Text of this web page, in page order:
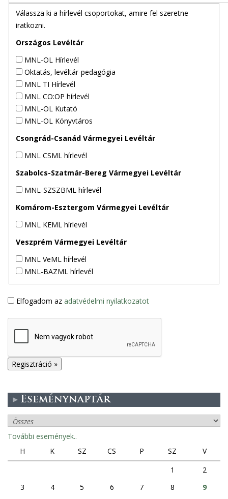
Válassza ki a hírlevél csoportokat, amire fel szeretne
iratkozni.
Országos Levéltár
MNL-OL Hírlevél
Oktatás, levéltár-pedagógia
MNL TI Hírlevél
MNL CO:OP hírlevél
MNL-OL Kutató
MNL-OL Könyvtáros
Csongrád-Csanád Vármegyei Levéltár
MNL CSML hírlevél
Szabolcs-Szatmár-Bereg Vármegyei Levéltár
MNL-SZSZBML hírlevél
Komárom-Esztergom Vármegyei Levéltár
MNL KEML hírlevél
Veszprém Vármegyei Levéltár
MNL VeML hírlevél
MNL-BAZML hírlevél
Elfogadom az adatvédelmi nyilatkozatot
Eseménynaptár
További események..
H
K SZ CS P SZ
V
1
2
3
4 5 6 7 8
9